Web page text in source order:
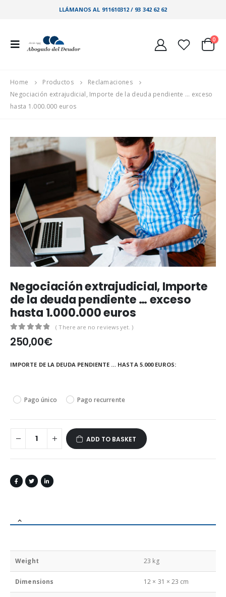
LLÁMANOS AL 911610312 / 93 342 62 62
0
Home Productos
Reclamaciones
Negociación extrajudicial, Importe de la deuda pendiente … exceso
hasta 1.000.000 euros
Negociación extrajudicial, Importe
de la deuda pendiente … exceso
hasta 1.000.000 euros
0out of 5
( There are no reviews yet. )
250,00€
IMPORTE DE LA DEUDA PENDIENTE … HASTA 5.000 EUROS
Pago único Pago recurrente
ADD TO BASKET
Weight 23 kg
Dimensions 12 × 31 × 23 cm